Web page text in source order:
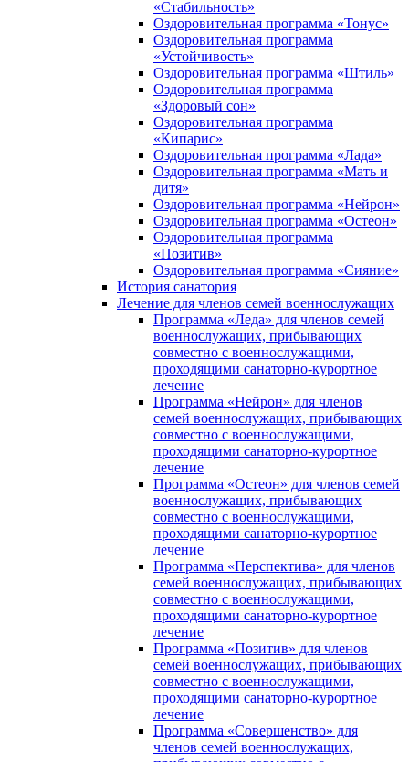
«Стабильность»
Оздоровительная программа «Тонус»
Оздоровительная программа
«Устойчивость»
Оздоровительная программа «Штиль»
Оздоровительная программа
«Здоровый сон»
Оздоровительная программа
«Кипарис»
Оздоровительная программа «Лада»
Оздоровительная программа «Мать и
дитя»
Оздоровительная программа «Нейрон»
Оздоровительная программа «Остеон»
Оздоровительная программа
«Позитив»
Оздоровительная программа «Сияние»
История санатория
Лечение для членов семей военнослужащих
Программа «Леда» для членов семей
военнослужащих, прибывающих
совместно с военнослужащими,
проходящими санаторно-курортное
лечение
Программа «Нейрон» для членов
семей военнослужащих, прибывающих
совместно с военнослужащими,
проходящими санаторно-курортное
лечение
Программа «Остеон» для членов семей
военнослужащих, прибывающих
совместно с военнослужащими,
проходящими санаторно-курортное
лечение
Программа «Перспектива» для членов
семей военнослужащих, прибывающих
совместно с военнослужащими,
проходящими санаторно-курортное
лечение
Программа «Позитив» для членов
семей военнослужащих, прибывающих
совместно с военнослужащими,
проходящими санаторно-курортное
лечение
Программа «Совершенство» для
членов семей военнослужащих,